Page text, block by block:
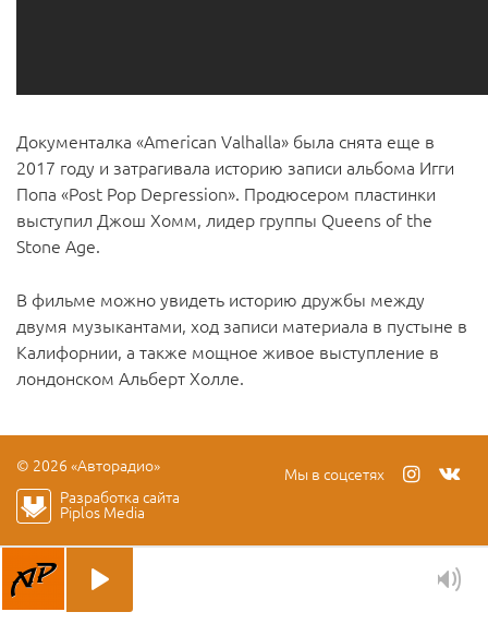
Документалка «American Valhalla» была снята еще в
2017 году и затрагивала историю записи альбома Игги
Попа «Post Pop Depression». Продюсером пластинки
выступил Джош Хомм, лидер группы Queens of the
Stone Age.
В фильме можно увидеть историю дружбы между
двумя музыкантами, ход записи материала в пустыне в
Калифорнии, а также мощное живое выступление в
лондонском Альберт Холле.
© 2026 «Авторадио»
Мы в соцсетях
Разработка сайта
Piplos Media